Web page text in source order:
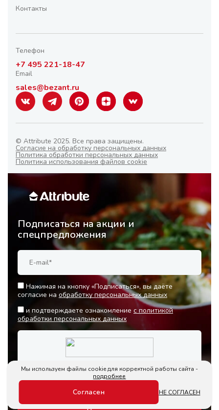
Контакты
Телефон
+7 495 221-18-47
Email
sales@bezant.ru
© Attribute 2025. Все права защищены.
Согласие на обработку персональных данных
Политика обработки персональных данных
Политика использования файлов cookie
Подписаться на акции и
спецпредложения
Нажимая на кнопку «Подписаться», вы даёте
согласие на обработку персональных данных
и подтверждаете ознакомление с политикой
обработки персональных данных
Мы используем файлы cookie для корректной работы сайта -
подробнее
Согласен НЕ СОГЛАСЕН